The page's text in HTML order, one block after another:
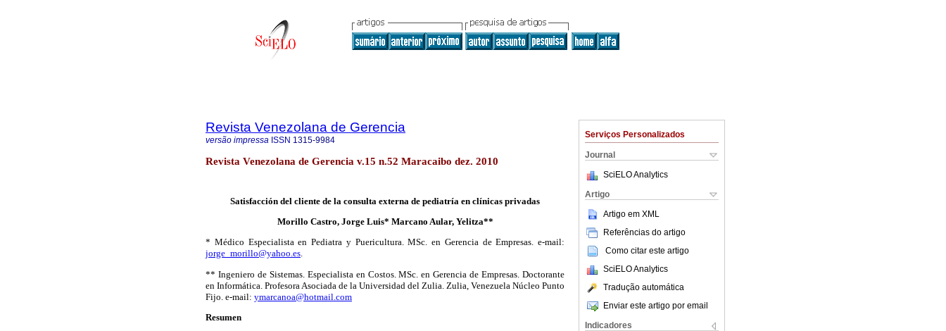
Serviços Personalizados
Journal
SciELO Analytics
Artigo
Artigo em XML
Referências do artigo
Como citar este artigo
SciELO Analytics
Tradução automática
Enviar este artigo por email
Indicadores
Revista Venezolana de Gerencia
versão impressa ISSN 1315-9984
Revista Venezolana de Gerencia v.15 n.52 Maracaibo dez. 2010
Satisfacción del cliente de la consulta externa de pediatría en clínicas privadas
Morillo Castro, Jorge Luis* Marcano Aular, Yelitza**
* Médico Especialista en Pediatra y Puericultura. MSc. en Gerencia de Empresas. e-mail:
jorge_morillo@yahoo.es.
** Ingeniero de Sistemas. Especialista en Costos. MSc. en Gerencia de Empresas. Doctorante
en Informática. Profesora Asociada de la Universidad del Zulia. Zulia, Venezuela Núcleo Punto
Fijo. e-mail: ymarcanoa@hotmail.com
Resumen